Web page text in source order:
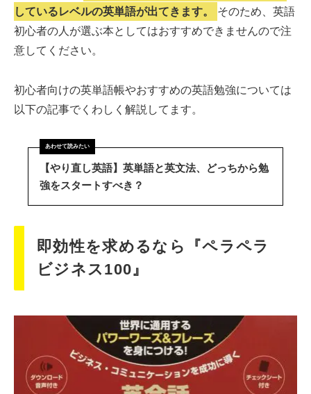
しているレベルの英単語が出てきます。
そのため、英語
初心者の人が選ぶ本としてはおすすめできませんので注
意してください。
初心者向けの英単語帳やおすすめの英語勉強については
以下の記事でくわしく解説してます。
【やり直し英語】英単語と英文法、どっちから勉
強をスタートすべき？
即効性を求めるなら『ペラペラ
ビジネス100』